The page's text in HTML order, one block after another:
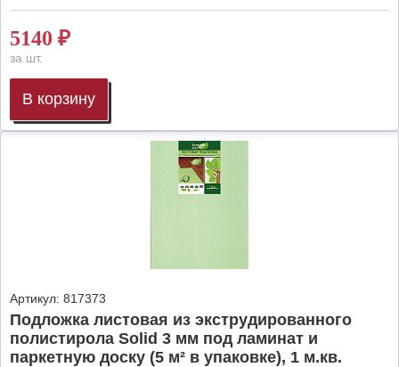
5140 ₽
за шт.
В корзину
Артикул: 817373
Подложка листовая из экструдированного
полистирола Solid 3 мм под ламинат и
паркетную доску (5 м² в упаковке), 1 м.кв.